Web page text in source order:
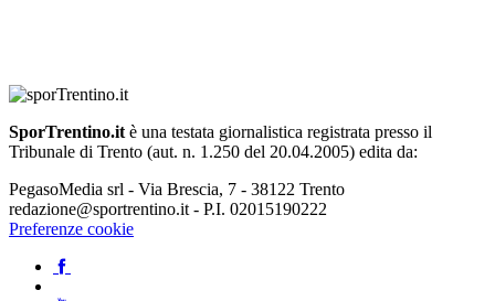
SporTrentino.it è una testata giornalistica registrata presso il
Tribunale di Trento (aut. n. 1.250 del 20.04.2005) edita da:
PegasoMedia srl - Via Brescia, 7 - 38122 Trento
redazione@sportrentino.it - P.I. 02015190222
Preferenze cookie